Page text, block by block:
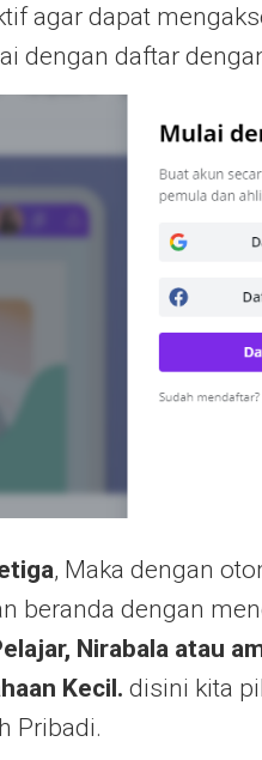
agar dapat
dengan daftar
, Maka dengan
beranda dengan
Nirabala atau
Kecil. disini kita
Pribadi.